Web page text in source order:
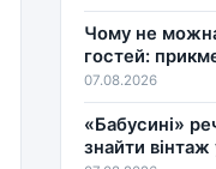
Чому не
гостей:
07.08.2026
«Бабусині»
знайти